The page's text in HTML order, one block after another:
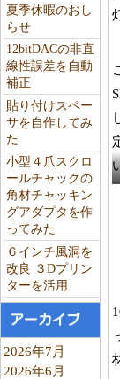
夏季休暇のおし
らせ
12bitDACの非直
線性誤差を自動
補正
貼り付けスペー
サを自作してみ
た
小型４爪スクロ
ールチャックの
角材チャッキン
グアダプタを作
ってみた
６インチ風洞を
改良 ３Dプリン
ターを活用
アーカイブ
2026年7月
2026年6月